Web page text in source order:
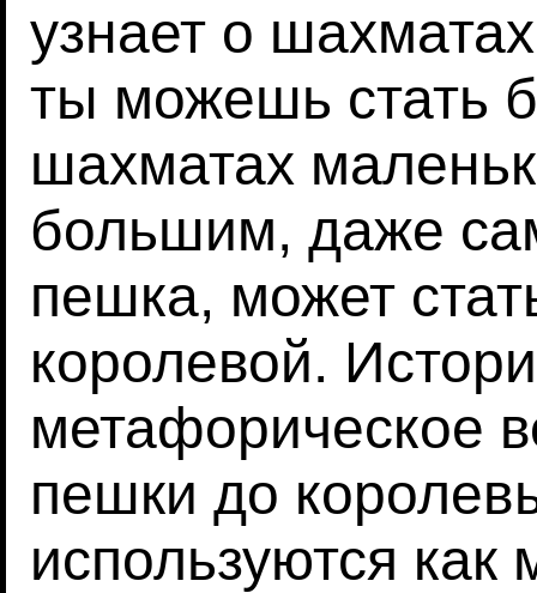
узнает о
ты можешь стать
шахматах
большим, даже
пешка, может
королевой.
метафорическое
пешки до
используются